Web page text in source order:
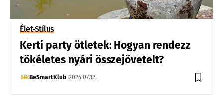
Élet-Stílus
Kerti party ötletek: Hogyan rendezz
tökéletes nyári összejövetelt?
BeSmartKlub 2024.07.12.